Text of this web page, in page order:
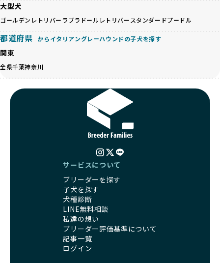
を促進することで、無駄な命の消費を減らし、命を大切にす
る社会の実現を目指しています。
人へ寄付しています。多くのペット販売業者が、動物福祉へ
の取り組みが不十分であることを理由に寄付を断られる中、
BreederFamiliesはその姿勢が評価され、寄付が実現してい
ます。この活動により、保護が必要なワンちゃんの救済や保
BreederFamiliesのこうした取り組みは、目の前の子犬だけ
でなく、すべてのワンちゃんに優しい未来を創るための大き
な一歩です。ユーザーの皆さんがBreederFamiliesを通じて
子犬をお迎えすることで、こうした社会貢献活動を間接的に
支えることができます。
BreederFamiliesに登録されているブリーダーは、子犬が心
身ともに健康に育つための環境づくりに全力を注いでいま
遺伝的なリスクを最小限に抑えた繁殖計画、栄養バランスが
考えられた食事、子犬がのびのびと動ける適度な運動環境、
さらに獣医師と連携した健康管理まで徹底しています。
その結果、BreederFamiliesを通じてお迎えする子犬は、元
気で健康なスタートを切れることが大きな魅力です。
子犬の社会性は、家庭でのしつけをスムーズにする重要なポ
イントです。BreederFamiliesのブリーダーは、母犬や兄弟
近年、「小さくて可愛い」「珍しい毛色」という見た目の特
徴が人気を集め、高値で取引されることが多くなっていま
くありません。極小サイズは骨や心臓に負担がかかりやす
く、レアカラーには遺伝疾患のリスクが高まることがありま
す。
営利優先ブリーダーは、このような流行や需要に応じて無理
な繁殖を行いがちです。小柄な母犬を繁殖に多用して体に負
担をかけたり、子犬を小さく見せるために食事を減らすな
ど、健康を犠牲にした管理がされることもあります。このよ
うな方法では、ワンちゃんの免疫力や体力が低下し、飼い主
にとっても将来的な医療費やケアの負担が増える恐れがあり
健康を最優先に考えています。特に小さいワンちゃんやレア
カラーの子犬を販売する場合は、健康リスクを十分に理解
事管理もしっかり行い、成長に必要な栄養を確保するなど、
ワンちゃんの健康を第一にした繁殖を心がけています。
「見た目以上に健康重視」の詳細はこちら
引退犬とは、繁殖期を終えたワンちゃんたちのことを指しま
優良ブリーダーは、引退犬も家族の一員として、彼らの幸せ
大型犬
ゴールデンレトリバーラブラドールレトリバー スタンダードプードル
都道府県 からイタリアングレーハウンドの子犬を探す
関東
全県千葉神奈川
サービスについて
ブリーダーを探す
子犬を探す
犬種診断
LINE無料相談
私達の想い
ブリーダー評価基準について
記事一覧
ログイン